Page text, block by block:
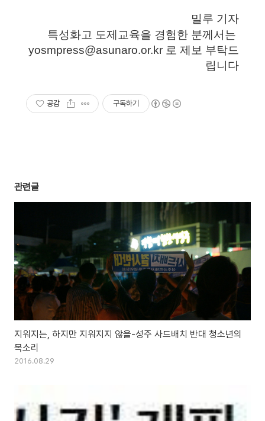
밀루 기자
특성화고 도제교육을 경험한 분께서는
yosmpress@asunaro.or.kr 로 제보 부탁드
립니다
공감 구독하기
관련글
지워지는, 하지만 지워지지 않을-성주 사드배치 반대 청소년의
목소리
2016.08.29